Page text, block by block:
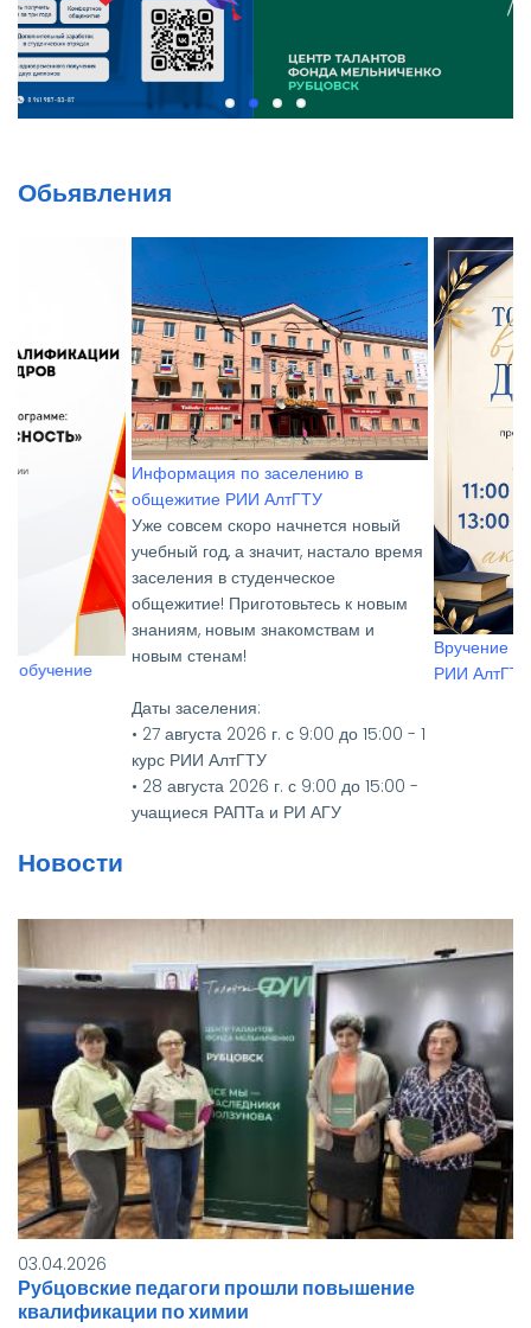
Обьявления
Информация по заселению в
общежитие РИИ АлтГТУ
Уже совсем скоро начнется новый
учебный год, а значит, настало время
заселения в студенческое
общежитие! Приготовьтесь к новым
знаниям, новым знакомствам и
новым стенам!
Даты заселения:
• 27 августа 2026 г. с 9:00 до 15:00 - 1
курс РИИ АлтГТУ
• 28 августа 2026 г. с 9:00 до 15:00 -
учащиеся РАПТа и РИ АГУ
15:00 - 2-4 курсы РИИ АлтГТУ
Необходимые документы:
• Паспорт и его копия
• Медицинская справка
(флюорография (копия), кровь на
RW, осмотр на чесотку и педикулез)
• Для первокурсников — два фото
Важно: студенты, не достигшие 18 лет,
должны явиться на заселение в
сопровождении родителей.
Если у вас возникли вопросы,
обращайтесь по телефону: 8-385-
57-5-98-65.
Ждем вас!
Вручение дипломов
Новости
03.04.2026
Рубцовские педагоги прошли повышение
квалификации по химии